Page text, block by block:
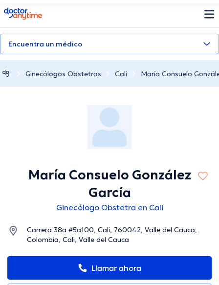
doctoranytime
Encuentra un médico
Ginecólogos Obstetras Cali María Consuelo
María Consuelo González
García
Ginecólogo Obstetra en Cali
Carrera 38a #5a100, Cali, 760042, Valle del Cauca,
Colombia, Cali, Valle del Cauca
Llamar ahora